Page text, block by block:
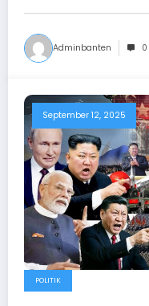
Adminbanten
September 12, 2025
POLITIK